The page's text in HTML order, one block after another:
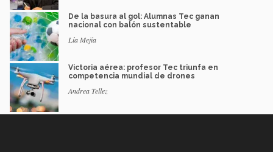
De la basura al gol: Alumnas Tec ganan
nacional con balón sustentable
Lía Mejía
Victoria aérea: profesor Tec triunfa en
competencia mundial de drones
Andrea Tellez